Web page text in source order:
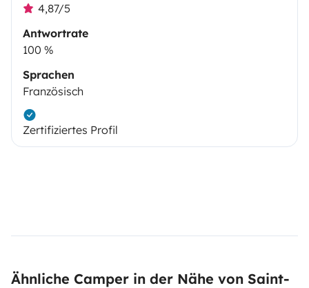
4,87/5
Antwortrate
100 %
Sprachen
Französisch
Zertifiziertes Profil
Ähnliche Camper in der Nähe von Saint-